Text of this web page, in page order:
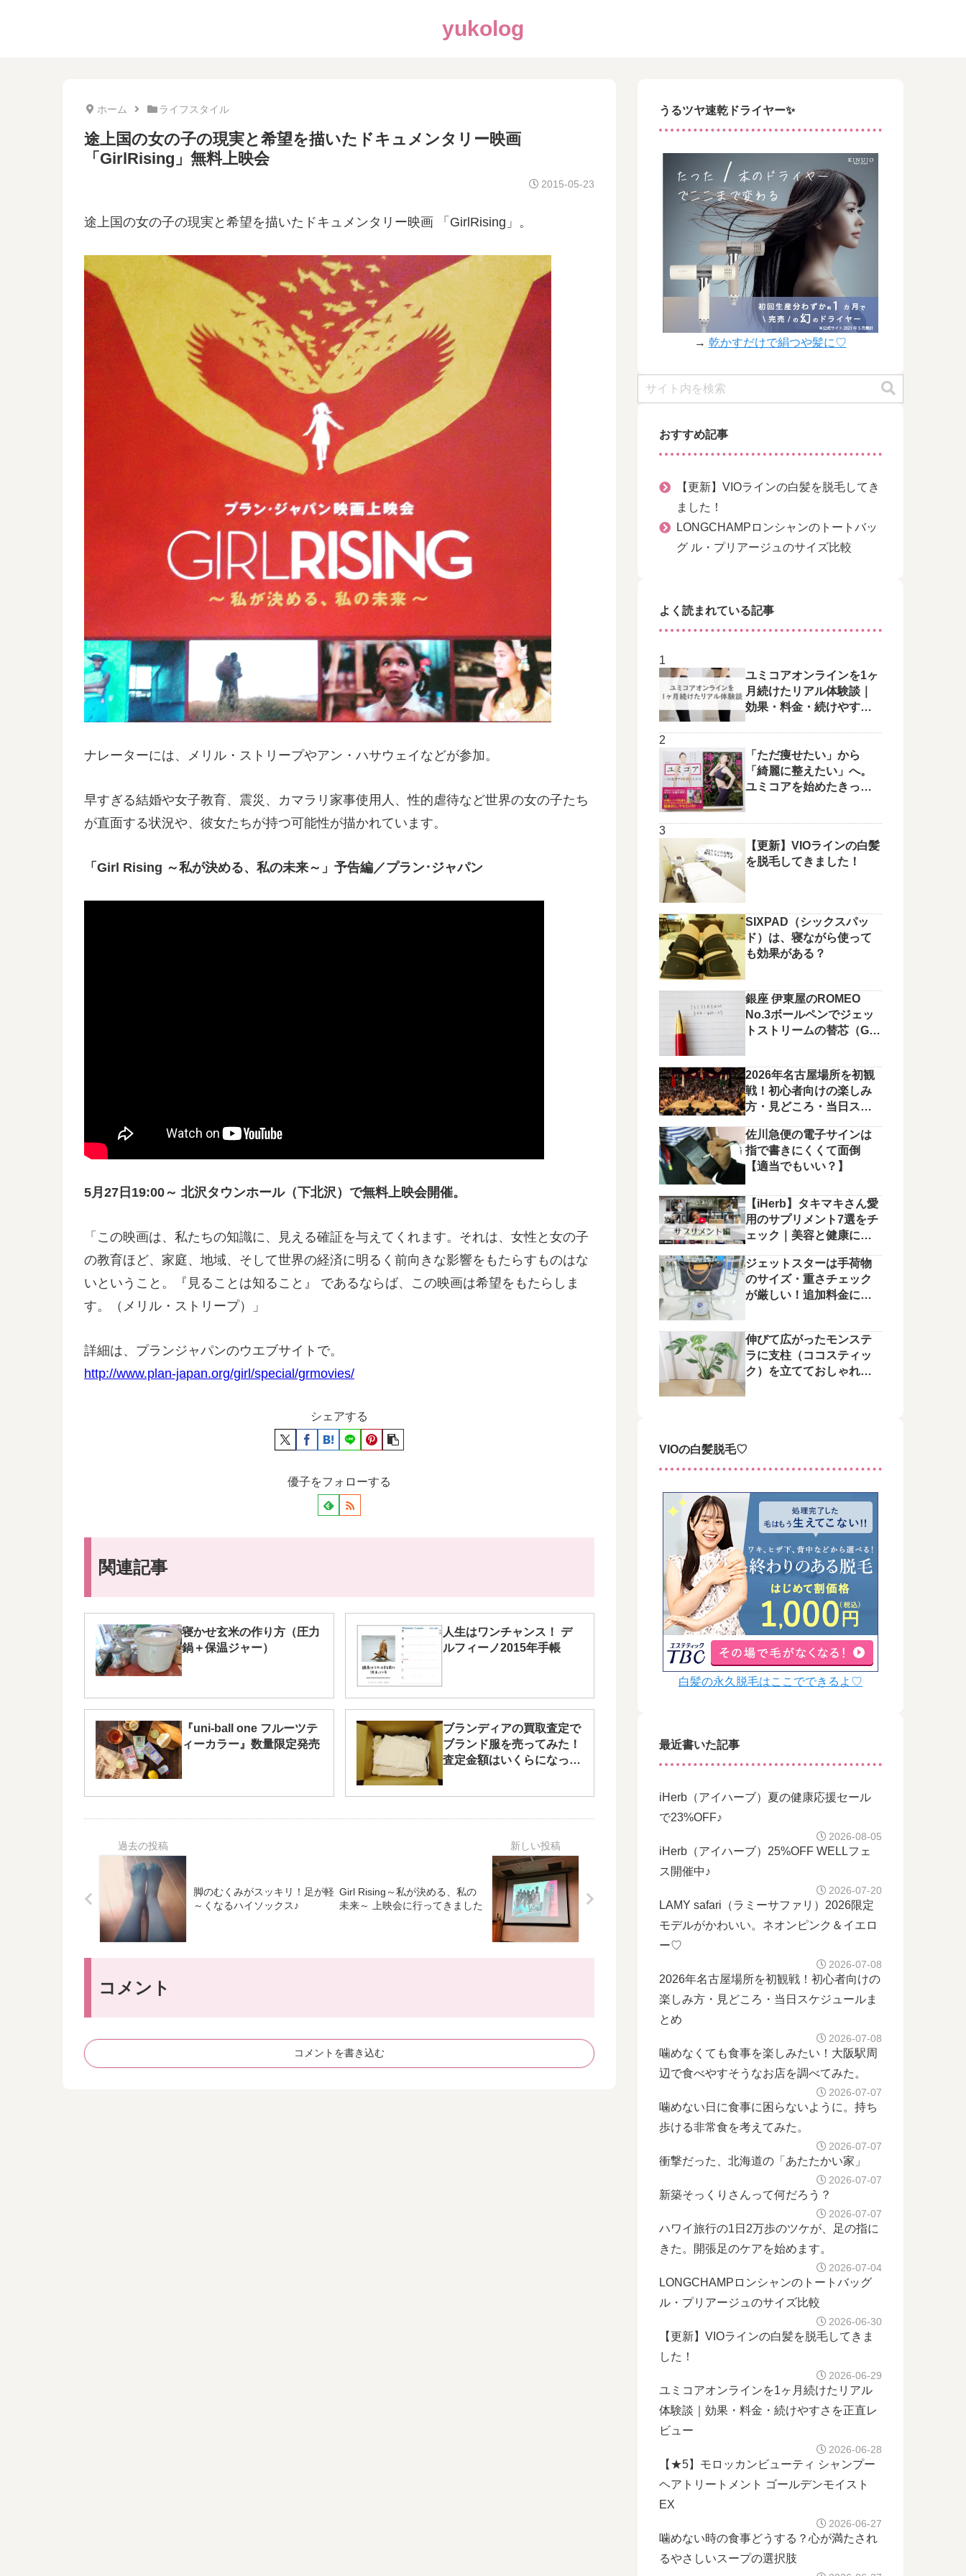
yukolog
ホーム ライフスタイル
途上国の女の子の現実と希望を描いたドキュメンタリー映画
「GirlRising」無料上映会
2015-05-23
途上国の女の子の現実と希望を描いたドキュメンタリー映画 「GirlRising」。
ナレーターには、メリル・ストリープやアン・ハサウェイなどが参加。
早すぎる結婚や女子教育、震災、カマラリ家事使用人、性的虐待など世界の女の子たち
が直面する状況や、彼女たちが持つ可能性が描かれています。
「Girl Rising ～私が決める、私の未来～」予告編／プラン･ジャパン
5月27日19:00～ 北沢タウンホール（下北沢）で無料上映会開催。
「この映画は、私たちの知識に、見える確証を与えてくれます。それは、女性と女の子
の教育ほど、家庭、地域、そして世界の経済に明るく前向きな影響をもたらすものはな
いということ。『見ることは知ること』 であるならば、この映画は希望をもたらしま
す。（メリル・ストリープ）」
詳細は、プランジャパンのウエブサイトで。
http://www.plan-japan.org/girl/special/grmovies/
シェアする
優子をフォローする
関連記事
寝かせ玄米の作り方（圧力
鍋＋保温ジャー）
人生はワンチャンス！ デ
ルフィーノ2015年手帳
『uni-ball one フルーツテ
ィーカラー』数量限定発売
ブランディアの買取査定で
ブランド服を売ってみた！
査定金額はいくらになっ
脚のむくみがスッキリ！足が軽
～くなるハイソックス♪
Girl Rising～私が決める、私の
未来～ 上映会に行ってきました
コメント
コメントを書き込む
うるツヤ速乾ドライヤー✨
→ 乾かすだけで絹つや髪に♡
おすすめ記事
【更新】VIOラインの白髪を脱毛してき
ました！
LONGCHAMPロンシャンのトートバッ
グ ル・プリアージュのサイズ比較
よく読まれている記事
ユミコアオンラインを1ヶ
月続けたリアル体験談｜
効果・料金・続けやすさ
「ただ痩せたい」から
「綺麗に整えたい」へ。
ユミコアを始めたきっか
【更新】VIOラインの白髪
を脱毛してきました！
SIXPAD（シックスパッ
ド）は、寝ながら使って
も効果がある？
銀座 伊東屋のROMEO
No.3ボールペンでジェッ
トストリームの替芯（G2
2026年名古屋場所を初観
戦！初心者向けの楽しみ
方・見どころ・当日スケ
佐川急便の電子サインは
指で書きにくくて面倒
【適当でもいい？】
【iHerb】タキマキさん愛
用のサプリメント7選をチ
ェック｜美容と健康に役
ジェットスターは手荷物
のサイズ・重さチェック
が厳しい！追加料金にご
伸びて広がったモンステ
ラに支柱（ココスティッ
ク）を立てておしゃれに
VIOの白髪脱毛♡
白髪の永久脱毛はここでできるよ♡
最近書いた記事
iHerb（アイハーブ）夏の健康応援セール
で23%OFF♪
2026-08-05
iHerb（アイハーブ）25%OFF WELLフェ
ス開催中♪
2026-07-20
LAMY safari（ラミーサファリ）2026限定
モデルがかわいい。ネオンピンク＆イエロ
ー♡
2026-07-08
2026年名古屋場所を初観戦！初心者向けの
楽しみ方・見どころ・当日スケジュールま
とめ
2026-07-08
噛めなくても食事を楽しみたい！大阪駅周
辺で食べやすそうなお店を調べてみた。
2026-07-07
噛めない日に食事に困らないように。持ち
歩ける非常食を考えてみた。
2026-07-07
衝撃だった、北海道の「あたたかい家」
2026-07-07
新築そっくりさんって何だろう？
2026-07-07
ハワイ旅行の1日2万歩のツケが、足の指に
きた。開張足のケアを始めます。
2026-07-04
LONGCHAMPロンシャンのトートバッグ
ル・プリアージュのサイズ比較
2026-06-30
【更新】VIOラインの白髪を脱毛してきま
した！
2026-06-29
ユミコアオンラインを1ヶ月続けたリアル
体験談｜効果・料金・続けやすさを正直レ
ビュー
2026-06-28
【★5】モロッカンビューティ シャンプー
ヘアトリートメント ゴールデンモイスト
EX
2026-06-27
噛めない時の食事どうする？心が満たされ
るやさしいスープの選択肢